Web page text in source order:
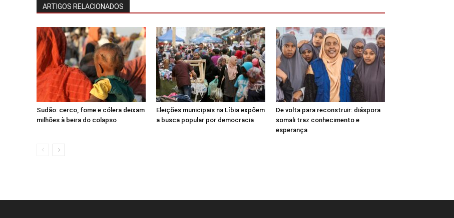
ARTIGOS RELACIONADOS
Sudão: cerco, fome e cólera deixam
milhões à beira do colapso
Eleições municipais na Líbia expõem
a busca popular por democracia
De volta para reconstruir: diáspora
somali traz conhecimento e
esperança